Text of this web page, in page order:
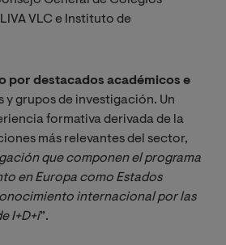
VLC e Instituto de
por destacados académicos e
grupos de investigación. Un
formativa derivada de la
más relevantes del sector,
que componen el programa
en Europa como Estados
internacional por las
I+D+i”.